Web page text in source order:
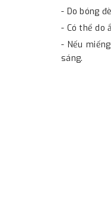
- Do bóng
- Có thể do
- Nếu
sáng.